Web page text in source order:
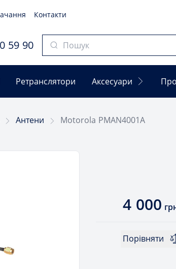
Контакти
59 90
Ретранслятори Аксесуари
Антени Motorola PMAN4001A
4 000
Порівняти